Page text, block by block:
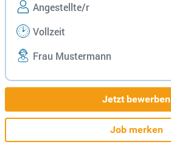
Angestellte/r
Vollzeit
Frau Mustermann
Jetzt bewerben
Job merken